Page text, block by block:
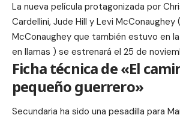
La nueva película protagonizada por
Cardellini, Jude Hill y Levi
McConaughey que también estuvo en
en llamas ) se estrenará el 25 de
Ficha técnica de «El
pequeño guerrero»
Secundaria ha sido una pesadilla para